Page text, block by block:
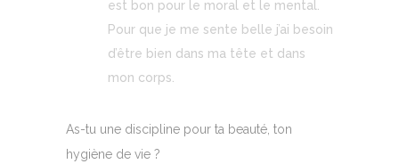
est bon pour le moral et le mental.
Pour que je me sente belle j’ai besoin
d’être bien dans ma tête et dans
mon corps.
As-tu une discipline pour ta beauté, ton
hygiène de vie ?